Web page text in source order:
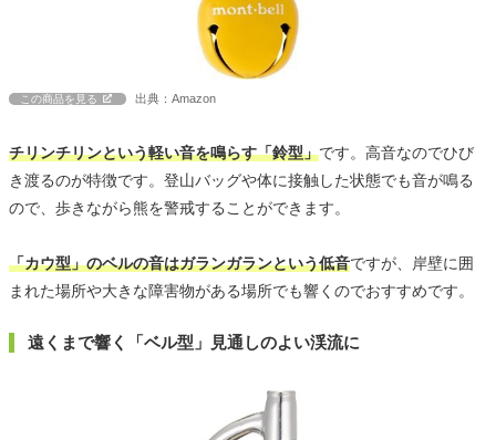
この商品を見る 出典：Amazon
チリンチリンという軽い音を鳴らす「鈴型」です。高音なのでひび
き渡るのが特徴です。登山バッグや体に接触した状態でも音が鳴る
ので、歩きながら熊を警戒することができます。
「カウ型」のベルの音はガランガランという低音ですが、岸壁に囲
まれた場所や大きな障害物がある場所でも響くのでおすすめです。
遠くまで響く「ベル型」見通しのよい渓流に